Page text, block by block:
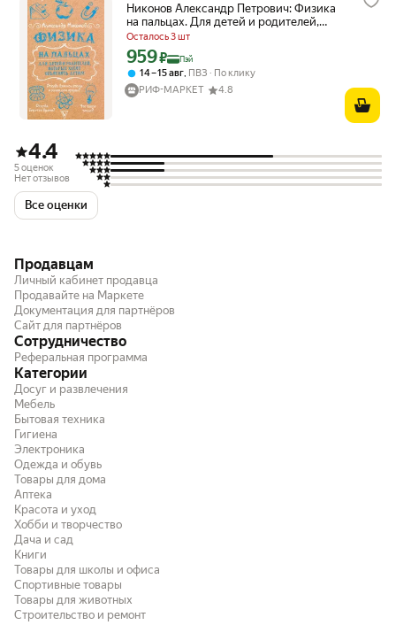
Никонов Александр Петрович: Физика
на пальцах. Для детей и родителей,
которые хотят объяснять детям АСТ
2024
Осталось 3 шт
Цена с картой Яндекс Пэй 959 ₽ вместо
959₽ Пэй
14 – 15 авг ПВЗ
По клику
РИФ-МАРКЕТ
4.8
4.4
5 оценок
Нет отзывов
Все оценки
Продавцам
Личный кабинет продавца
Продавайте на Маркете
Документация для партнёров
Сайт для партнёров
Сотрудничество
Реферальная программа
Категории
Досуг и развлечения
Мебель
Бытовая техника
Гигиена
Электроника
Одежда и обувь
Товары для дома
Аптека
Красота и уход
Хобби и творчество
Дача и сад
Книги
Товары для школы и офиса
Спортивные товары
Товары для животных
Строительство и ремонт